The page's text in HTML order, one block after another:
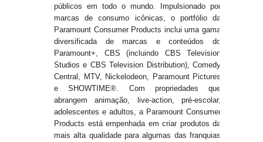
públicos em todo o mundo. Impulsionado por
marcas de consumo icônicas, o portfólio da
Paramount Consumer Products inclui uma gama
diversificada de marcas e conteúdos do
Paramount+, CBS (incluindo CBS Television
Studios e CBS Television Distribution), Comedy
Central, MTV, Nickelodeon, Paramount Pictures
e SHOWTIME®. Com propriedades que
abrangem animação, live-action, pré-escolar,
adolescentes e adultos, a Paramount Consumer
Products está empenhada em criar produtos da
mais alta qualidade para algumas das franquias